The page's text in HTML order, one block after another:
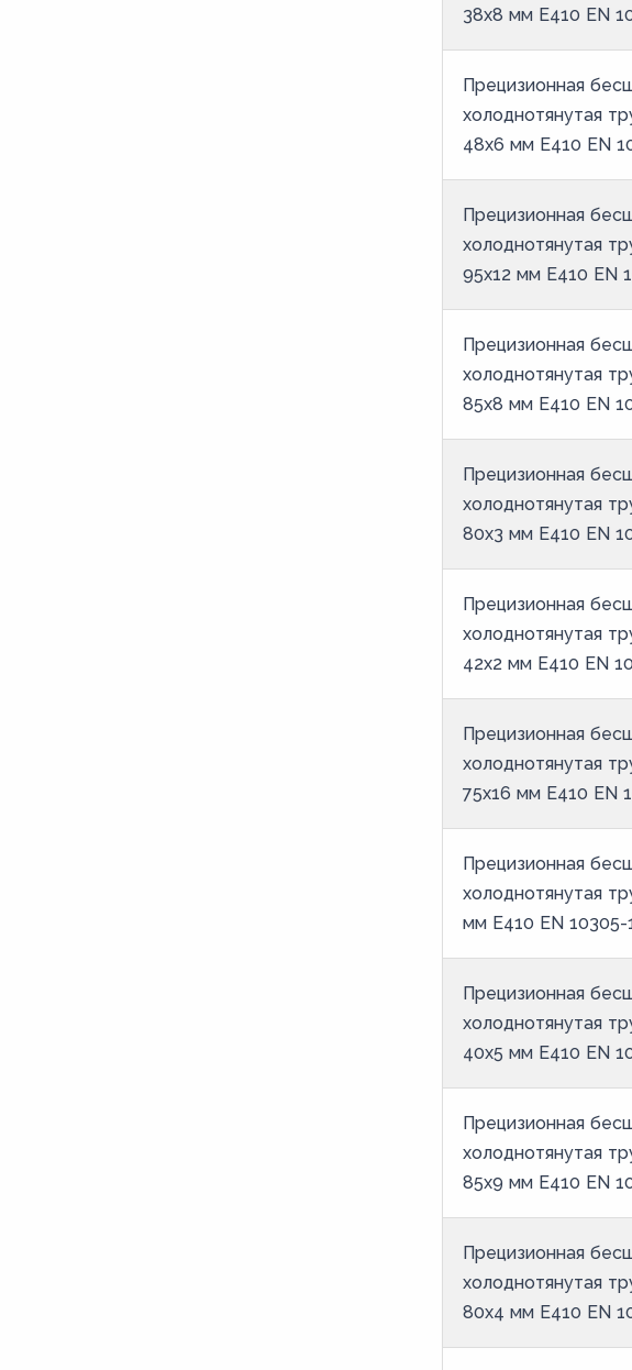
38х8 мм E410 EN
Прецизионная
холоднотянутая
48х6 мм E410 EN
Прецизионная
холоднотянутая
95х12 мм E410 EN
Прецизионная
холоднотянутая
85х8 мм E410 EN
Прецизионная
холоднотянутая
80х3 мм E410 EN
Прецизионная
холоднотянутая
42х2 мм E410 EN
Прецизионная
холоднотянутая
75х16 мм E410 EN
Прецизионная
холоднотянутая
мм E410 EN 10305-
Прецизионная
холоднотянутая
40х5 мм E410 EN
Прецизионная
холоднотянутая
85х9 мм E410 EN
Прецизионная
холоднотянутая
80х4 мм E410 EN